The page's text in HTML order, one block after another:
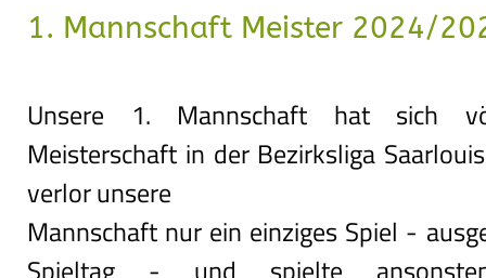
1. Mannschaft Meister 2024/
Unsere 1. Mannschaft hat sich
Meisterschaft in der Bezirksliga
verlor unsere
Mannschaft nur ein einziges Spiel -
Spieltag - und spielte